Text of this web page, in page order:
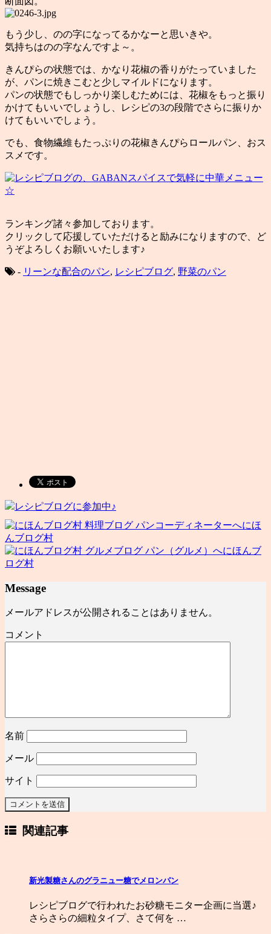
もう少し、のの字になってるかなーと思いきや。
気持ちはのの字なんですよ～。
きんぴらの状態では、かなり花椒の香りがたっていました
が、パンに焼きこむと少しマイルドになります。
パンの状態でもしっかり楽しむためには、花椒をもっと振り
かけてもいいでしょうし、レシピの3の段階でさらに振りか
けてもいいでしょう。
でも、食物繊維もたっぷりの花椒きんぴらロールパン、おス
スメです。
ランキング諸々参加しております。
クリックして応援していただけると励みになりますので、ど
うぞよろしくお願いいたします♪
- リーンな配合のパン, レシピブログ, 野菜のパン
レシピブログに参加中♪
にほ
んブログ村
にほんブ
ログ村
Message
メールアドレスが公開されることはありません。
コメント
名前
メール
サイト
関連記事
新光製糖さんのグラニュー糖でメロンパン
レシピブログで行われたお砂糖モニター企画に当選♪
さらさらの細粒タイプ、さて何を …